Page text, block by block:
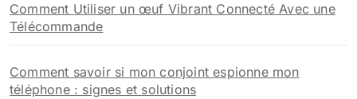
Comment Utiliser un œuf Vibrant Connecté Avec une
Télécommande
Comment savoir si mon conjoint espionne mon
téléphone : signes et solutions